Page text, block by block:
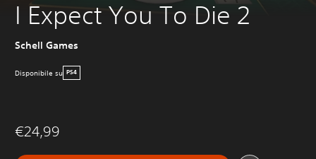
I Expect You To Die 2
Schell Games
Disponibile su PS4
€24,99